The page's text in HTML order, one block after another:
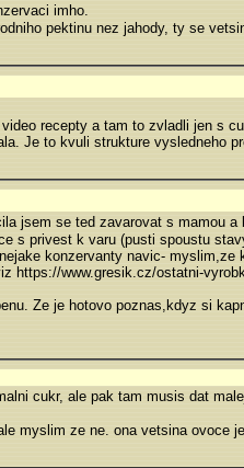
imho.
pektinu nez jahody, ty se
recepty a tam to zvladli jen s
Je to kvuli strukture vysledneho
jsem se ted zavarovat s mamou
s privest k varu (pusti spoustu
konzervanty navic-
https://www.gresik.cz/ostatni-
Ze je hotovo poznas,kdyz si
cukr, ale pak tam musis dat
myslim ze ne. ona vetsina ovoce